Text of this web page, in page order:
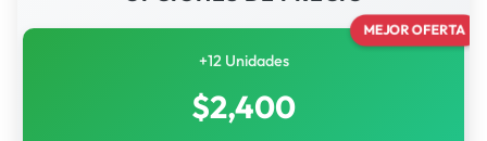
MEJOR OFERTA
+12 Unidades
$2,400